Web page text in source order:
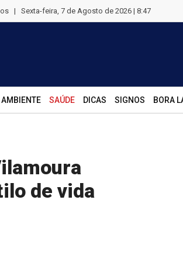
| Sexta-feira, 7 de Agosto de 2026 | 8:47
AMBIENTE SAÚDE DICAS SIGNOS BORA
de vida